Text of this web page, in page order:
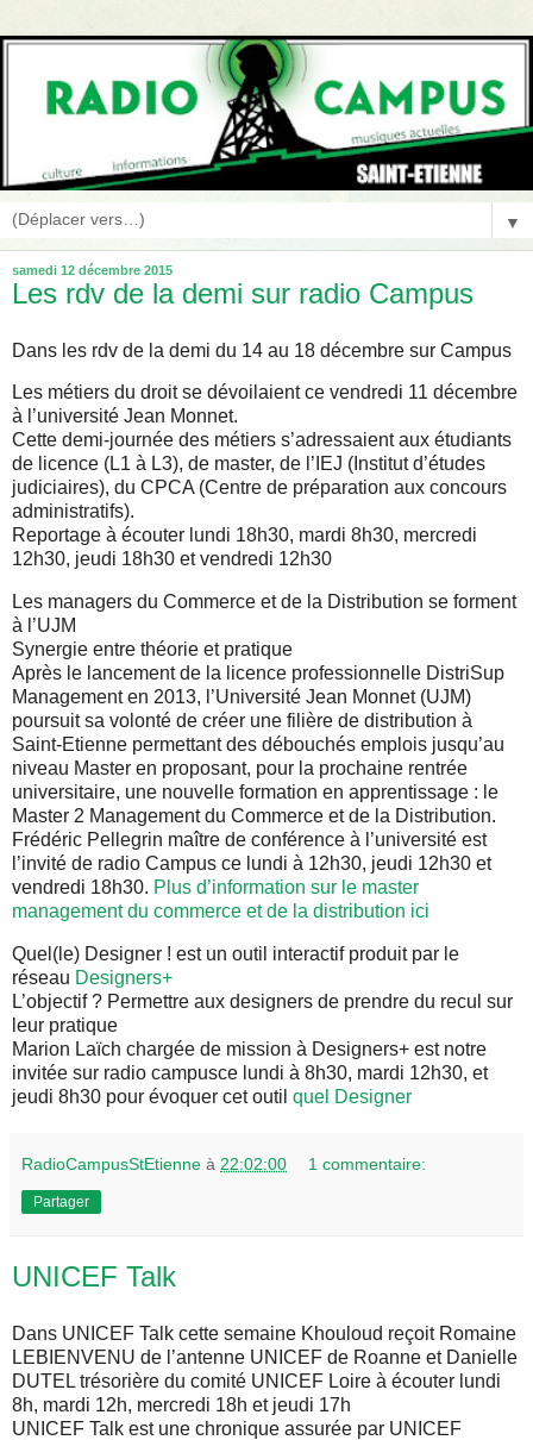
▼
samedi 12 décembre 2015
Les rdv de la demi sur radio Campus
Dans les rdv de la demi du 14 au 18 décembre sur Campus
Les métiers du droit se dévoilaient ce vendredi 11 décembre
à l’université Jean Monnet.
Cette demi-journée des métiers s’adressaient aux étudiants
de licence (L1 à L3), de master, de l’IEJ (Institut d’études
judiciaires), du CPCA (Centre de préparation aux concours
administratifs).
Reportage à écouter lundi 18h30, mardi 8h30, mercredi
12h30, jeudi 18h30 et vendredi 12h30
Les managers du Commerce et de la Distribution se forment
à l’UJM
Synergie entre théorie et pratique
Après le lancement de la licence professionnelle DistriSup
Management en 2013, l’Université Jean Monnet (UJM)
poursuit sa volonté de créer une filière de distribution à
Saint-Etienne permettant des débouchés emplois jusqu’au
niveau Master en proposant, pour la prochaine rentrée
universitaire, une nouvelle formation en apprentissage : le
Master 2 Management du Commerce et de la Distribution.
Frédéric Pellegrin maître de conférence à l’université est
l’invité de radio Campus ce lundi à 12h30, jeudi 12h30 et
vendredi 18h30. Plus d’information sur le master
management du commerce et de la distribution ici
Quel(le) Designer ! est un outil interactif produit par le
réseau Designers+
L’objectif ? Permettre aux designers de prendre du recul sur
leur pratique
Marion Laïch chargée de mission à Designers+ est notre
invitée sur radio campusce lundi à 8h30, mardi 12h30, et
jeudi 8h30 pour évoquer cet outil quel Designer
RadioCampusStEtienne à 22:02:00 1 commentaire:
Partager
UNICEF Talk
Dans UNICEF Talk cette semaine Khouloud reçoit Romaine
LEBIENVENU de l’antenne UNICEF de Roanne et Danielle
DUTEL trésorière du comité UNICEF Loire à écouter lundi
8h, mardi 12h, mercredi 18h et jeudi 17h
UNICEF Talk est une chronique assurée par UNICEF